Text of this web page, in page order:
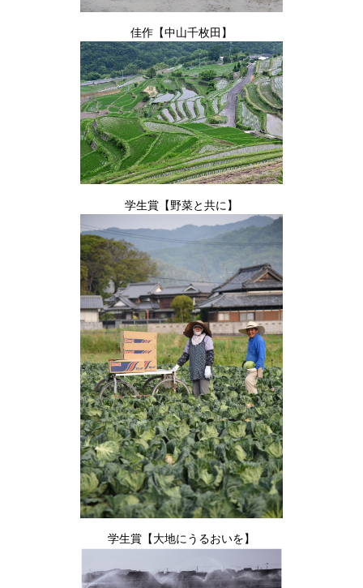
佳作【中山千枚田】
学生賞【野菜と共に】
学生賞【大地にうるおいを】